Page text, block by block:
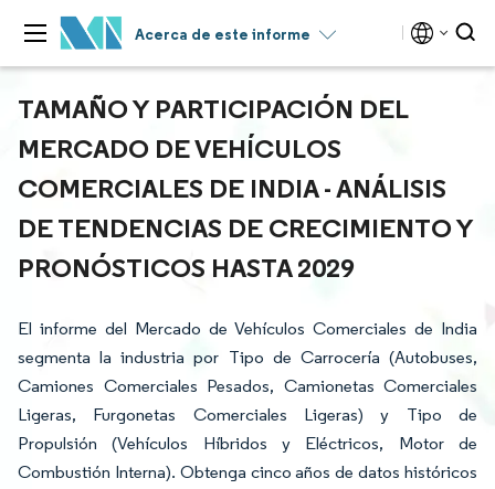
Acerca de este informe
TAMAÑO Y PARTICIPACIÓN DEL
MERCADO DE VEHÍCULOS
COMERCIALES DE INDIA - ANÁLISIS
DE TENDENCIAS DE CRECIMIENTO Y
PRONÓSTICOS HASTA 2029
El informe del Mercado de Vehículos Comerciales de India
segmenta la industria por Tipo de Carrocería (Autobuses,
Camiones Comerciales Pesados, Camionetas Comerciales
Ligeras, Furgonetas Comerciales Ligeras) y Tipo de
Propulsión (Vehículos Híbridos y Eléctricos, Motor de
Combustión Interna). Obtenga cinco años de datos históricos